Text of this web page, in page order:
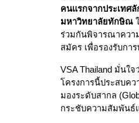
คนแรกจากประเทศ
มหาวิทยาลัยทักษิณ
ร่วมกันพิจารณาควา
สมัคร เพื่อรองรับกา
VSA Thailand มั่นใ
โครงการนี้ประสบคว
มองระดับสากล
กระชับความสัมพันธ์